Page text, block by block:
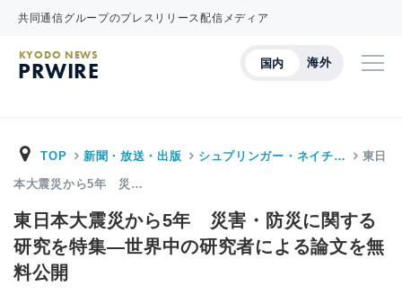
共同通信グループのプレスリリース配信メディア
国内 海外
KYODO NEWS
PRWIRE
TOP 新聞・放送・出版 シュプリンガー・ネイチ… 東日
本大震災から5年 災…
東日本大震災から5年 災害・防災に関する
研究を特集―世界中の研究者による論文を無
料公開